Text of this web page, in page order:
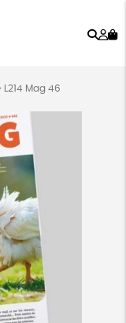
L214 Mag 46